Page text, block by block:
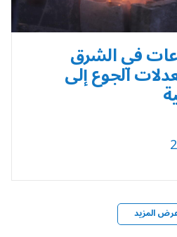
في الشرق
الجوع إلى
المزيد